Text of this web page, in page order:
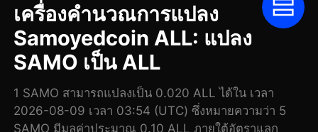
เครื่องคำนวณการแปลง
Samoyedcoin ALL: แปลง
SAMO เป็น ALL
1 SAMO สามารถแปลงเป็น 0.020 ALL ได้ใน เวลา
2026-08-09 เวลา 03:54 (UTC) ซึ่งหมายความว่า 5
SAMO มีมูลค่าประมาณ 0.10 ALL ภายใต้อัตราแลก